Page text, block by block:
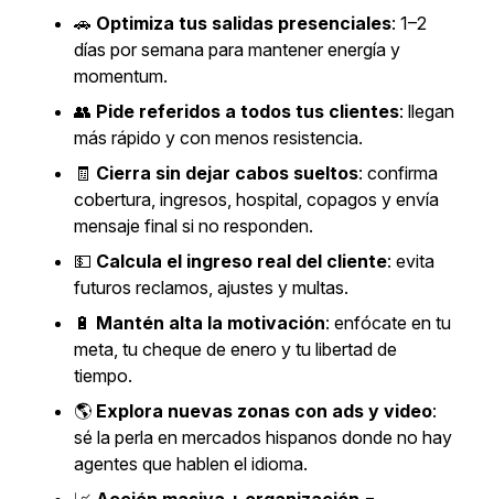
🚗 Optimiza tus salidas presenciales: 1–2
días por semana para mantener energía y
momentum.
👥 Pide referidos a todos tus clientes: llegan
más rápido y con menos resistencia.
🧾 Cierra sin dejar cabos sueltos: confirma
cobertura, ingresos, hospital, copagos y envía
mensaje final si no responden.
💵 Calcula el ingreso real del cliente: evita
futuros reclamos, ajustes y multas.
🔋 Mantén alta la motivación: enfócate en tu
meta, tu cheque de enero y tu libertad de
tiempo.
🌎 Explora nuevas zonas con ads y video:
sé la perla en mercados hispanos donde no hay
agentes que hablen el idioma.